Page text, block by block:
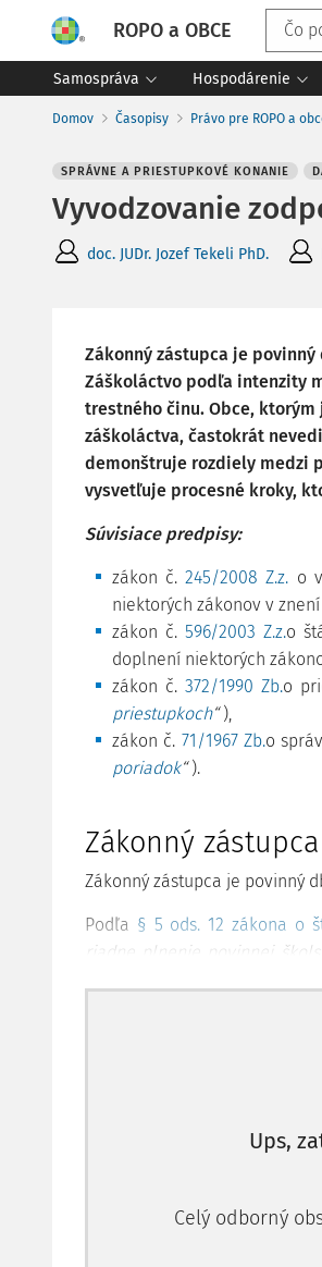
ROPO a OBCE
Samospráva Hospodárenie
Domov Časopisy Právo pre ROPO a
SPRÁVNE A PRIESTUPKOVÉ KONANIE
Vyvodzovanie
doc. JUDr. Jozef Tekeli PhD.
Zákonný zástupca je
Záškoláctvo podľa intenzity
trestného činu. Obce,
záškoláctva, častokrát
demonštruje rozdiely medzi
vysvetľuje procesné kroky,
Súvisiace predpisy:
zákon č.245/2008 Z.z. o
niektorých zákonov v
zákon č. 596/2003 Z.z.o
doplnení niektorých
zákon č.372/1990 Zb.o
priestupkoch“),
zákon č. 71/1967 Zb.o
poriadok“).
Zákonný
Zákonný zástupca je povinný
Podľa § 5 ods. 12 zákona o
riadne plnenie povinnej
37a zákona o štátnej správe v
Priestupok
Ups,
Celý odborný